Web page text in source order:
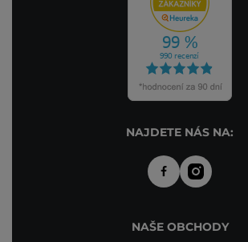
NAJDETE NÁS NA:
NAŠE OBCHODY